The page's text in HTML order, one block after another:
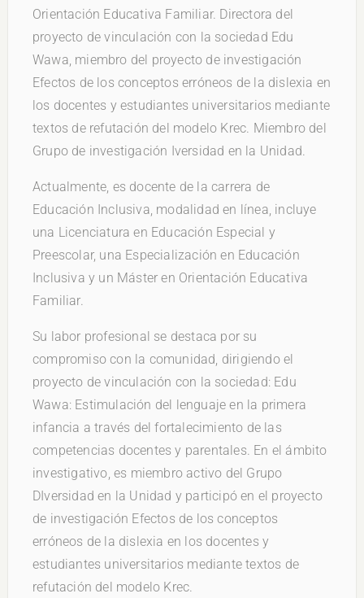
Orientación Educativa Familiar. Directora del
proyecto de vinculación con la sociedad Edu
Wawa, miembro del proyecto de investigación
Efectos de los conceptos erróneos de la dislexia en
los docentes y estudiantes universitarios mediante
textos de refutación del modelo Krec. Miembro del
Grupo de investigación Iversidad en la Unidad.
Actualmente, es docente de la carrera de
Educación Inclusiva, modalidad en línea, incluye
una Licenciatura en Educación Especial y
Preescolar, una Especialización en Educación
Inclusiva y un Máster en Orientación Educativa
Familiar.
Su labor profesional se destaca por su
compromiso con la comunidad, dirigiendo el
proyecto de vinculación con la sociedad: Edu
Wawa: Estimulación del lenguaje en la primera
infancia a través del fortalecimiento de las
competencias docentes y parentales. En el ámbito
investigativo, es miembro activo del Grupo
DIversidad en la Unidad y participó en el proyecto
de investigación Efectos de los conceptos
erróneos de la dislexia en los docentes y
estudiantes universitarios mediante textos de
refutación del modelo Krec.